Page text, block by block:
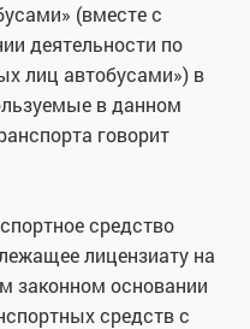
(вместе с
деятельности по
лиц автобусами») в
в данном
говорит
средство
лицензиату на
законном основании
средств с